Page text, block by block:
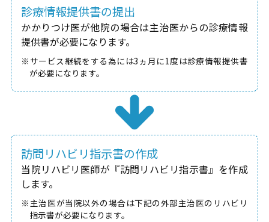
診療情報提供書の提出
かかりつけ医が他院の場合は主治医からの診療情報
提供書が必要になります。
※サービス継続をする為には3ヵ月に1度は診療情報提供書
が必要になります。
訪問リハビリ指示書の作成
当院リハビリ医師が『訪問リハビリ指示書』を作成
します。
※主治医が当院以外の場合は下記の外部主治医のリハビリ
指示書が必要になります。